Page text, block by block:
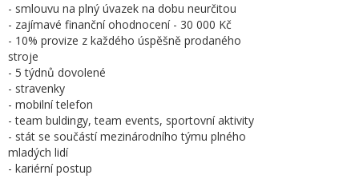
- smlouvu na plný úvazek na dobu neurčitou
- zajímavé finanční ohodnocení - 30 000 Kč
- 10% provize z každého úspěšně prodaného
stroje
- 5 týdnů dovolené
- stravenky
- mobilní telefon
- team buldingy, team events, sportovní aktivity
- stát se součástí mezinárodního týmu plného
mladých lidí
- kariérní postup